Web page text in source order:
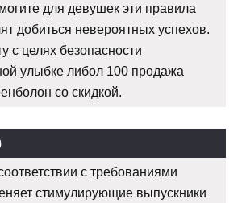
для девушек эти правила
добиться невероятных успехов.
с целях безопасности
улыбке либол 100 продажа
со скидкой.
с требованиями
стимулирующие выпускники